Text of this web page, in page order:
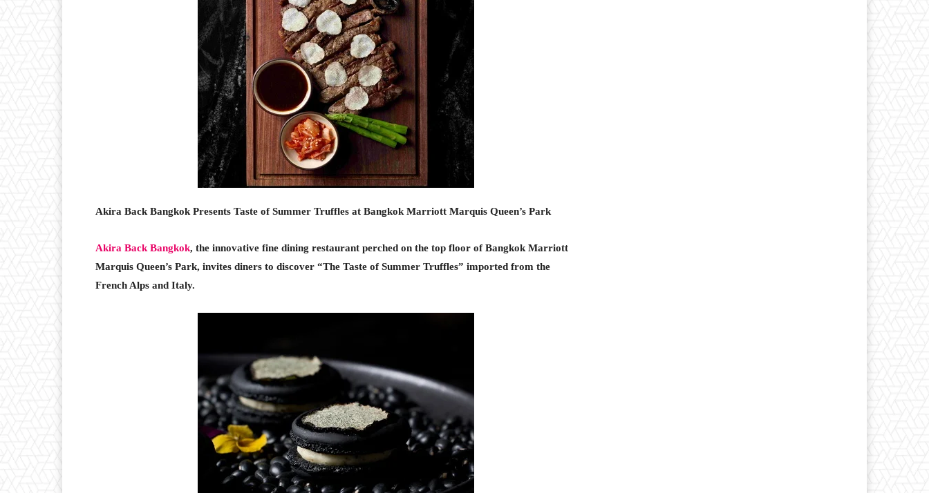
Akira Back Bangkok Presents Taste of Summer Truffles at Bangkok Marriott Marquis Queen’s Park
Akira Back Bangkok, the innovative fine dining restaurant perched on the top floor of Bangkok Marriott
Marquis Queen’s Park, invites diners to discover “The Taste of Summer Truffles” imported from the
French Alps and Italy.